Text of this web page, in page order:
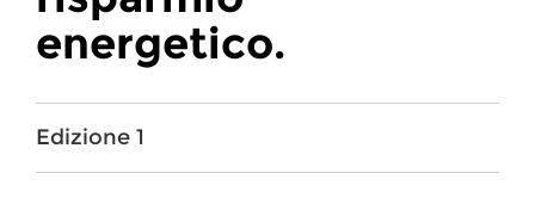
energetico.
Edizione 1